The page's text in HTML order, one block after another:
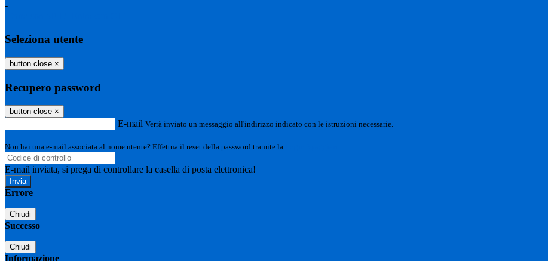
-
Seleziona utente
button close ×
Recupero password
button close ×
E-mail Verrà inviato un messaggio all'indirizzo indicato con le istruzioni necessarie.
Non hai una e-mail associata al nome utente? Effettua il reset della password tramite la
E-mail inviata, si prega di controllare la casella di posta elettronica!
Errore
Chiudi
Successo
Chiudi
Informazione